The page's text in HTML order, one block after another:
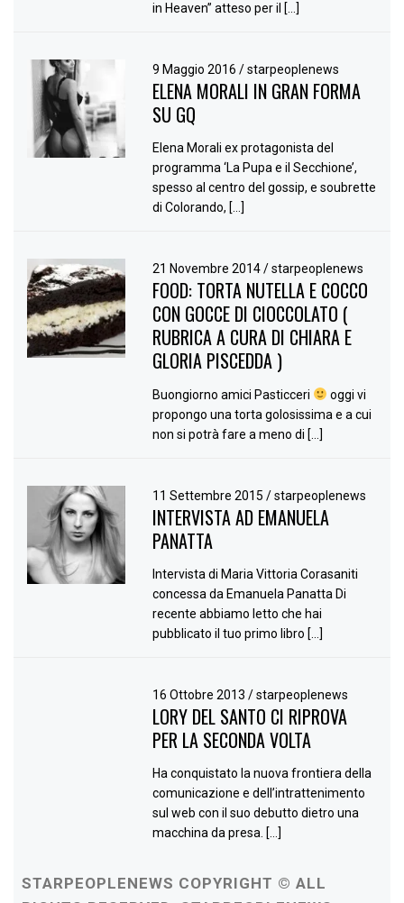
in Heaven” atteso per il […]
9 Maggio 2016/ starpeoplenews
ELENA MORALI IN GRAN FORMA
SU GQ
Elena Morali ex protagonista del
programma ‘La Pupa e il Secchione’,
spesso al centro del gossip, e soubrette
di Colorando, […]
21 Novembre 2014/ starpeoplenews
FOOD: TORTA NUTELLA E COCCO
CON GOCCE DI CIOCCOLATO (
RUBRICA A CURA DI CHIARA E
GLORIA PISCEDDA )
Buongiorno amici Pasticceri
oggi vi
propongo una torta golosissima e a cui
non si potrà fare a meno di […]
11 Settembre 2015/ starpeoplenews
INTERVISTA AD EMANUELA
PANATTA
Intervista di Maria Vittoria Corasaniti
concessa da Emanuela Panatta Di
recente abbiamo letto che hai
pubblicato il tuo primo libro […]
16 Ottobre 2013/ starpeoplenews
LORY DEL SANTO CI RIPROVA
PER LA SECONDA VOLTA
Ha conquistato la nuova frontiera della
comunicazione e dell’intrattenimento
sul web con il suo debutto dietro una
macchina da presa. […]
STARPEOPLENEWS COPYRIGHT © ALL